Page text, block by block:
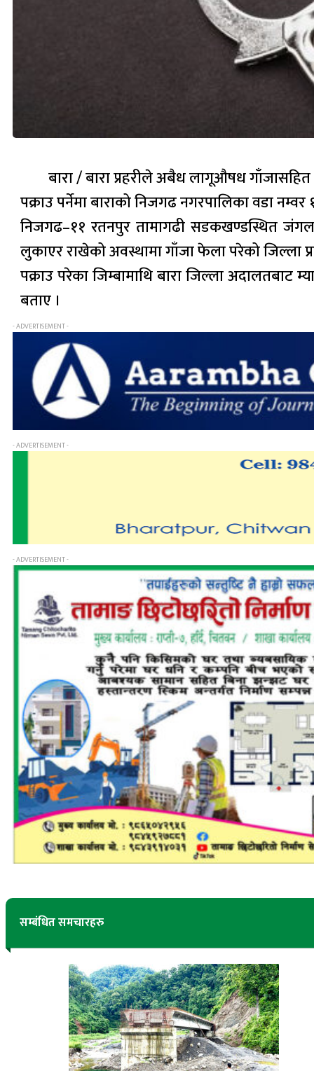
बारा / बारा प्रहरीले अबैध लागूऔषध
पक्राउ पर्नेमा बाराको निजगढ नगरपालिका वडा
निजगढ–११ रतनपुर तामागढी सडकखण्डस्थित
लुकाएर राखेको अवस्थामा गाँजा फेला परेको जिल्ला
पक्राउ परेका जिम्बामाथि बारा जिल्ला अदालतबाट
बताए ।
- ADVERTISEMENT -
- ADVERTISEMENT -
- ADVERTISEMENT -
सम्बंधित समचारहरु